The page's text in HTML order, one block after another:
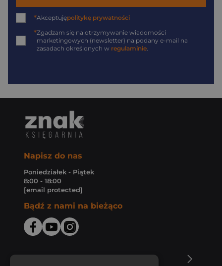
*Akceptujępolitykę prywatności
*Zgadzam się na otrzymywanie wiadomości
marketingowych (newsletter) na podany e-mail na
zasadach określonych w regulaminie
Napisz do nas
Poniedziałek - Piątek
8:00 - 18:00
[email protected]
Bądź z nami na bieżąco